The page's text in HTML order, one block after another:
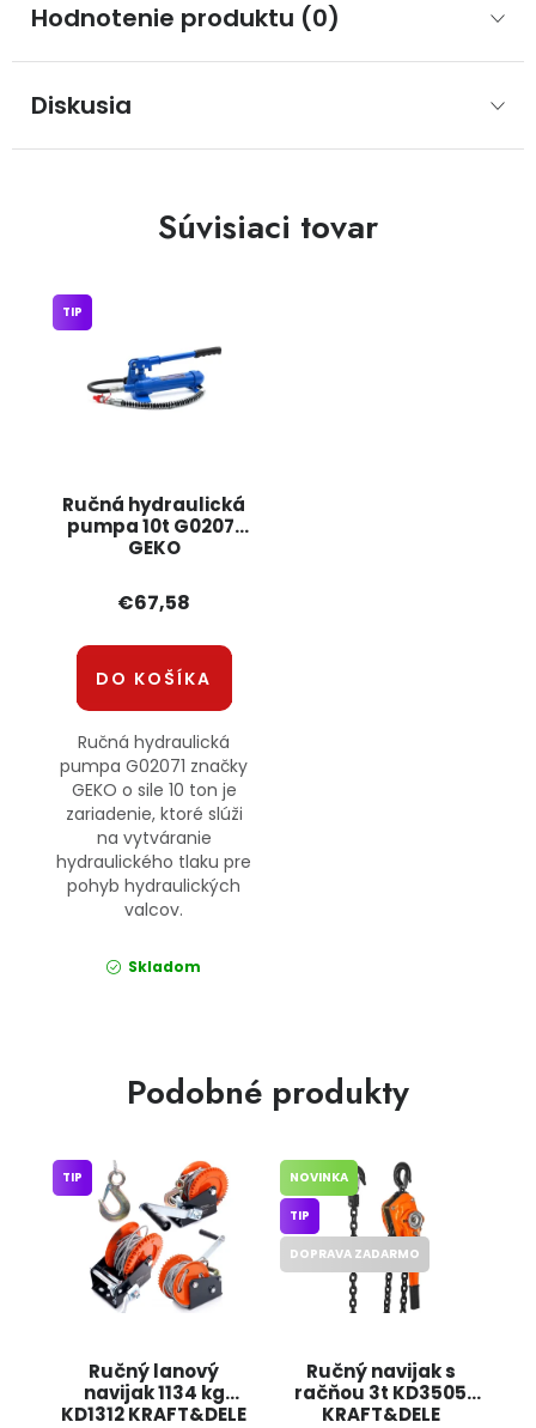
Hodnotenie produktu (0)
Diskusia
Súvisiaci tovar
Ručná hydraulická
pumpa 10t G02071
GEKO
TIP
€67,58
DO KOŠÍKA
Ručná hydraulická
pumpa G02071 značky
GEKO o sile 10 ton je
zariadenie, ktoré slúži
na vytváranie
hydraulického tlaku pre
pohyb hydraulických
valcov.
Skladom
Podobné produkty
Ručný lanový
navijak 1134 kg
KD1312 KRAFT&DELE
TIP
Ručný navijak s
račňou 3t KD3505
KRAFT&DELE
NOVINKA
TIP
DOPRAVA ZADARMO